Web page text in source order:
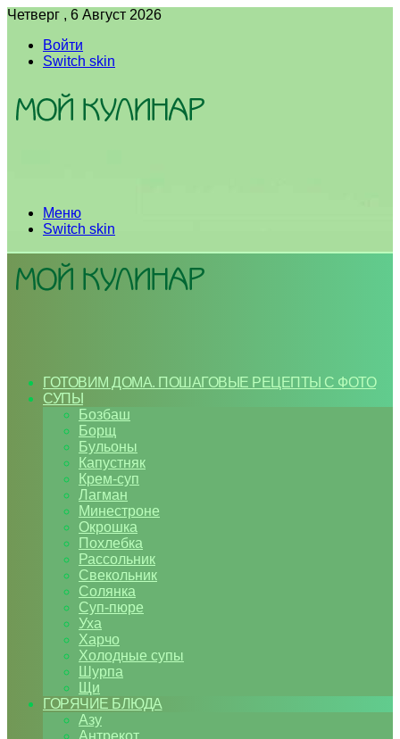
Четверг , 6 Август 2026
Войти
Switch skin
Меню
Switch skin
ГОТОВИМ ДОМА. ПОШАГОВЫЕ РЕЦЕПТЫ С ФОТО
СУПЫ
Бозбаш
Борщ
Бульоны
Капустняк
Крем-суп
Лагман
Минестроне
Окрошка
Похлебка
Рассольник
Свекольник
Солянка
Суп-пюре
Уха
Харчо
Холодные супы
Шурпа
Щи
ГОРЯЧИЕ БЛЮДА
Азу
Антрекот